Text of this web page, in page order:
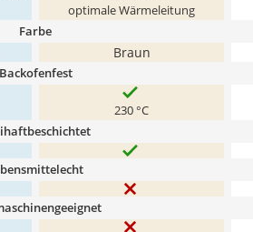
optimale Wärmeleitung
Farbe
Braun
Backofenfest
230 °C